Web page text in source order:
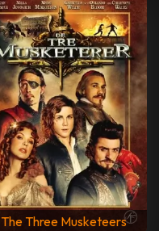
The Three Musketeers